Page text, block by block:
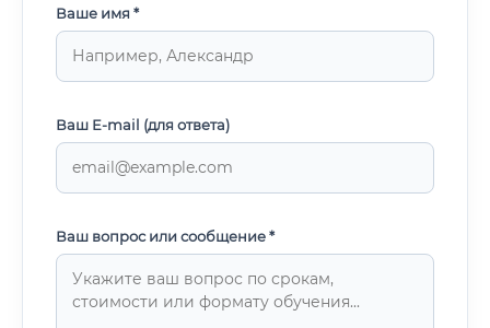
Ваше имя *
Ваш E-mail (для ответа)
Ваш вопрос или сообщение *